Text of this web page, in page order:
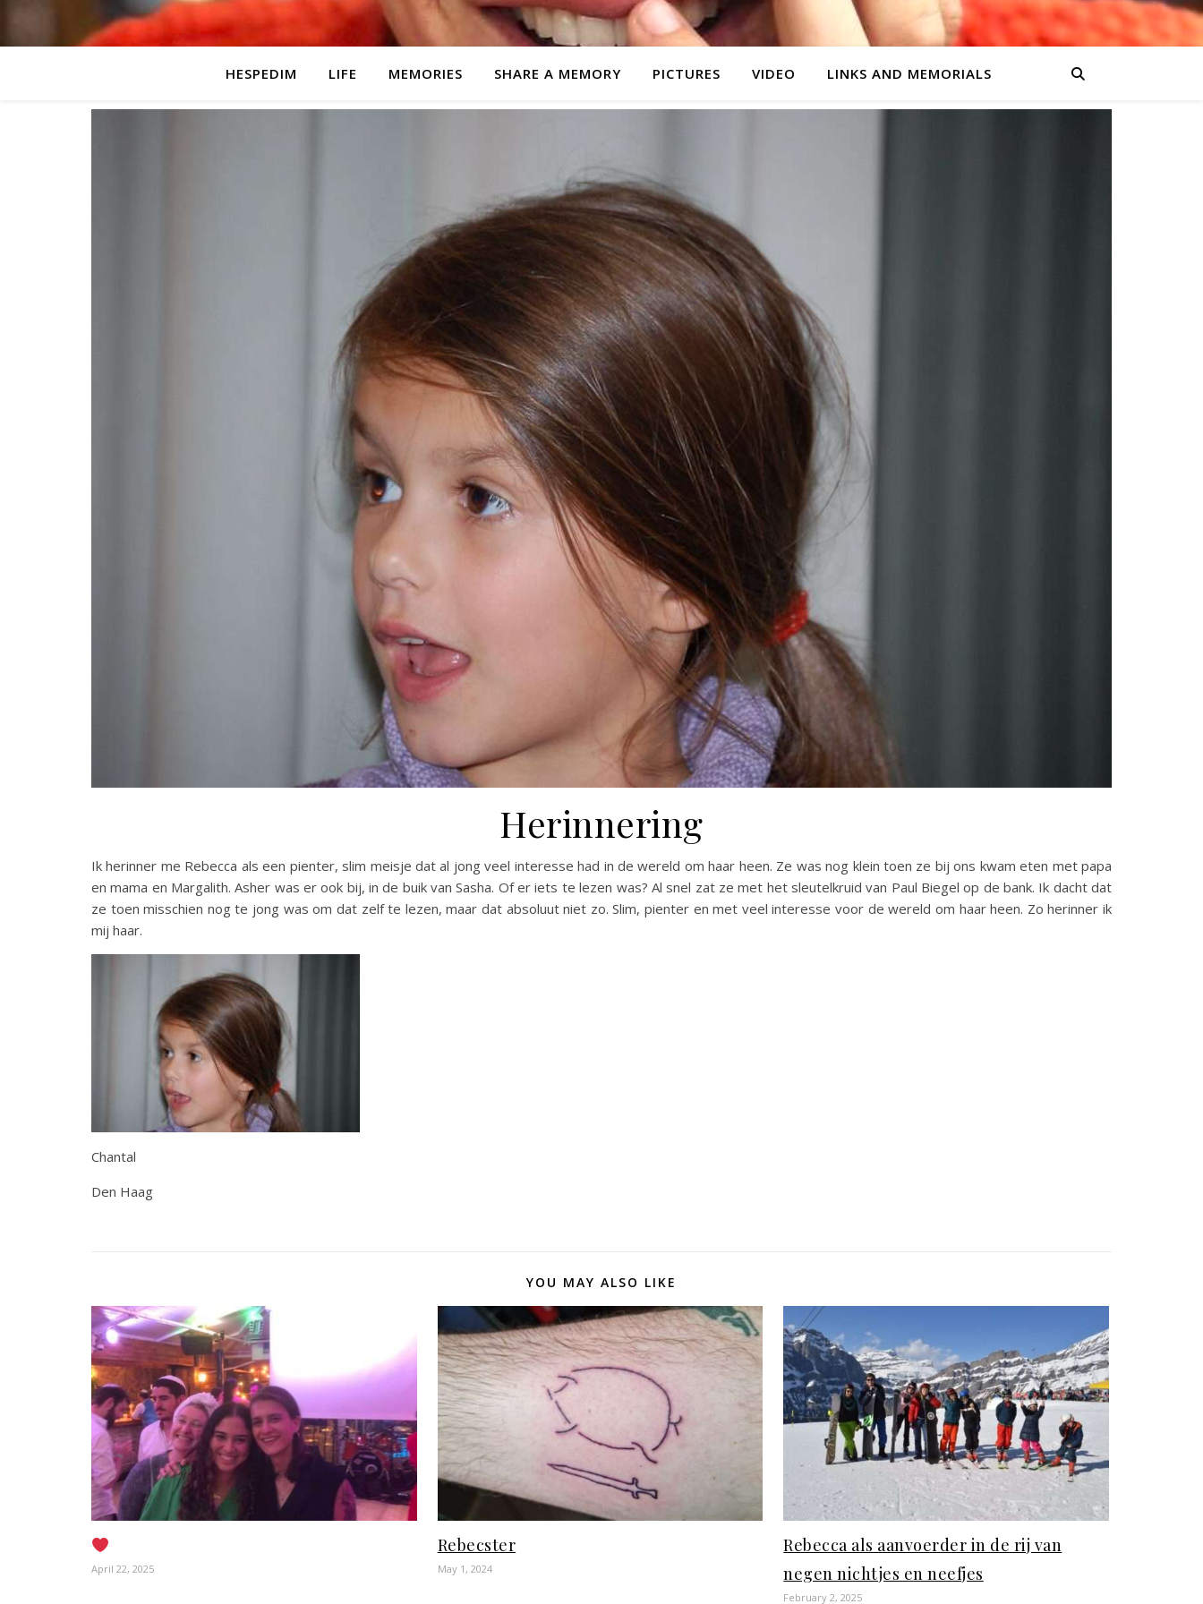
HESPEDIM LIFE MEMORIES SHARE A MEMORY PICTURES VIDEO LINKS AND MEMORIALS
Herinnering
Ik herinner me Rebecca als een pienter, slim meisje dat al jong veel interesse had in de wereld om haar heen. Ze was nog klein toen ze bij ons kwam eten met papa
en mama en Margalith. Asher was er ook bij, in de buik van Sasha. Of er iets te lezen was? Al snel zat ze met het sleutelkruid van Paul Biegel op de bank. Ik dacht dat
ze toen misschien nog te jong was om dat zelf te lezen, maar dat absoluut niet zo. Slim, pienter en met veel interesse voor de wereld om haar heen. Zo herinner ik
mij haar.
Chantal
Den Haag
YOU MAY ALSO LIKE
April 22, 2025
Rebecster
May 1, 2024
Rebecca als aanvoerder in de rij van
negen nichtjes en neefjes
February 2, 2025